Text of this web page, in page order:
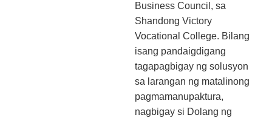
Business Council, sa
Shandong Victory
Vocational College. Bilang
isang pandaigdigang
tagapagbigay ng solusyon
sa larangan ng matalinong
pagmamanupaktura,
nagbigay si Dolang ng